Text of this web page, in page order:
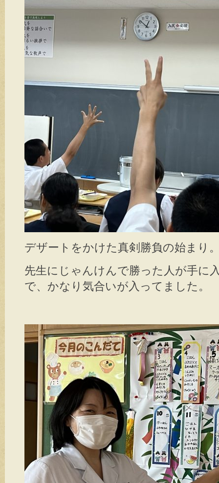
デザートをかけた真剣勝負の始まり
先生にじゃんけんで勝った人が手に
で、かなり気合いが入ってました。